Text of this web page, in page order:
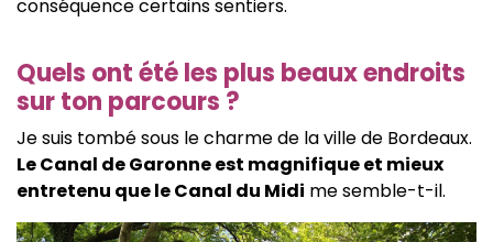
conséquence certains sentiers.
Quels ont été les plus beaux endroits
sur ton parcours ?
Je suis tombé sous le charme de la ville de Bordeaux.
Le Canal de Garonne est magnifique et mieux
entretenu que le Canal du Midi me semble-t-il.